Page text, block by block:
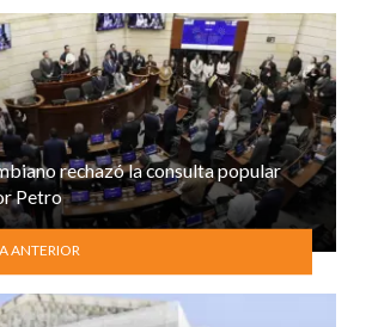
rechazó la consulta popular
Petro
ANTERIOR